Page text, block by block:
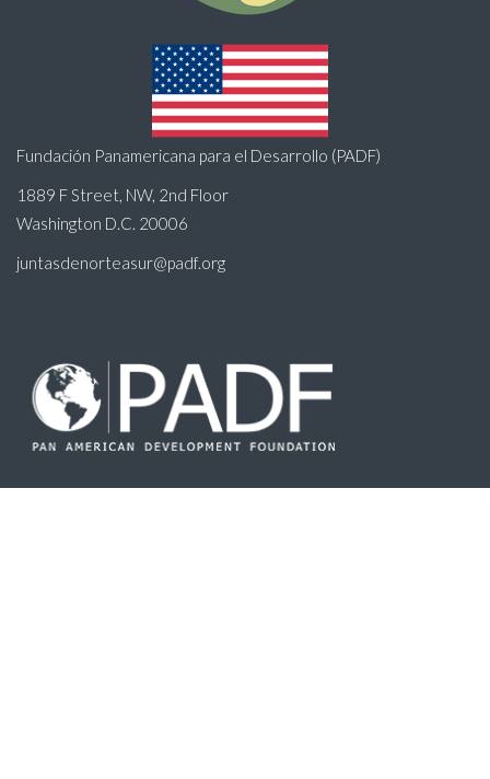
Fundación Panamericana para el Desarrollo (PADF)
1889 F Street, NW, 2nd Floor
Washington D.C. 20006
juntasdenorteasur@padf.org